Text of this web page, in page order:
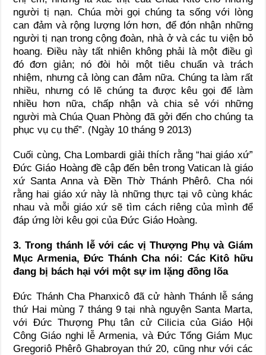
người tị nạn. Chúa mời gọi chúng ta sống với lòng
can đảm và rộng lượng lớn hơn, để đón nhận những
người tị nạn trong cộng đoàn, nhà ở và các tu viện bỏ
hoang. Điều này tất nhiên không phải là một điều gì
đó đơn giản; nó đòi hỏi một tiêu chuẩn và trách
nhiệm, nhưng cả lòng can đảm nữa. Chúng ta làm rất
nhiều, nhưng có lẽ chúng ta được kêu gọi để làm
nhiều hơn nữa, chấp nhận và chia sẻ với những
người mà Chúa Quan Phòng đã gởi đến cho chúng ta
phục vụ cụ thể”. (Ngày 10 tháng 9 2013)
Cuối cùng, Cha Lombardi giải thích rằng “hai giáo xứ”
Đức Giáo Hoàng đề cập đến bên trong Vatican là giáo
xứ Santa Anna và Đền Thờ Thánh Phêrô. Cha nói
rằng hai giáo xứ này là những thực tại vô cùng khác
nhau và mỗi giáo xứ sẽ tìm cách riêng của mình để
đáp ứng lời kêu gọi của Đức Giáo Hoàng.
3. Trong thánh lễ với các vị Thượng Phụ và Giám
Mục Armenia, Đức Thánh Cha nói: Các Kitô hữu
đang bị bách hại với một sự im lặng đồng lõa
Đức Thánh Cha Phanxicô đã cử hành Thánh lễ sáng
thứ Hai mùng 7 tháng 9 tại nhà nguyện Santa Marta,
với Đức Thượng Phụ tân cử Cilicia của Giáo Hội
Công Giáo nghi lễ Armenia, và Đức Tổng Giám Mục
Gregoriô Phêrô Ghabroyan thứ 20, cũng như với các